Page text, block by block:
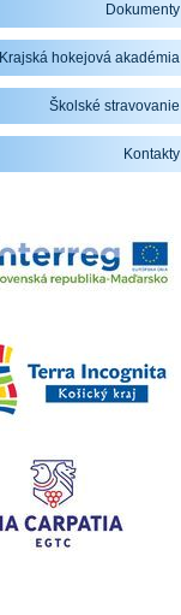
Dokumenty
Krajská hokejová akadémia
Školské stravovanie
Kontakty